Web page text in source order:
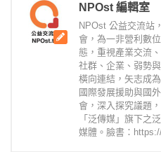
NPOst 編輯室
NPOst 公益交流站
會，為一非營利數
態，重視產業交流
社群、企業、弱勢
橫向連結，矢志成
國際發展援助與國
會，深入探究議題
「泛傳媒」旗下之
媒體。臉書：